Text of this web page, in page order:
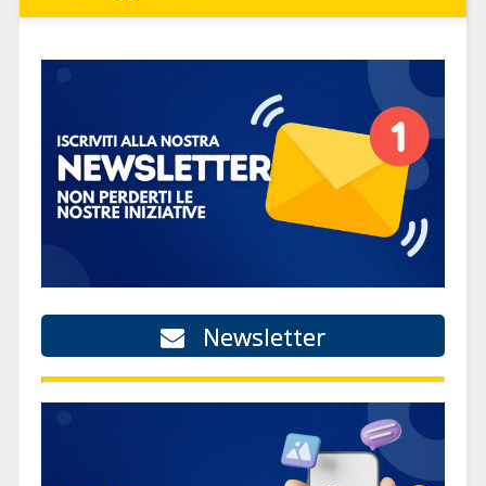
Newsletter